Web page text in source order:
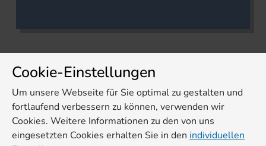
Cookie-Einstellungen
Um unsere Webseite für Sie optimal zu gestalten und
fortlaufend verbessern zu können, verwenden wir
Cookies. Weitere Informationen zu den von uns
eingesetzten Cookies erhalten Sie in den individuellen